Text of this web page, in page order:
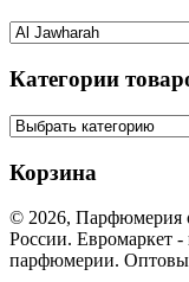
Категории
Корзина
© 2026, Парфюмерия
России. Евромаркет
парфюмерии.